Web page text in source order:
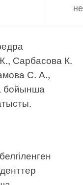
Сарбасова К.
С. А.,
бойынша